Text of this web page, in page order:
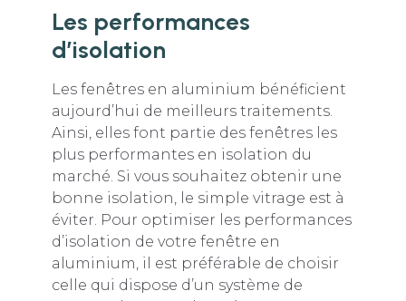
Les performances
d’isolation
Les fenêtres en aluminium bénéficient
aujourd’hui de meilleurs traitements.
Ainsi, elles font partie des fenêtres les
plus performantes en isolation du
marché. Si vous souhaitez obtenir une
bonne isolation, le simple vitrage est à
éviter. Pour optimiser les performances
d’isolation de votre fenêtre en
aluminium, il est préférable de choisir
celle qui dispose d’un système de